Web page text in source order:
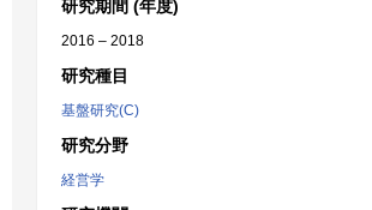
研究期間 (年度)
2016 – 2018
研究種目
基盤研究(C)
研究分野
経営学